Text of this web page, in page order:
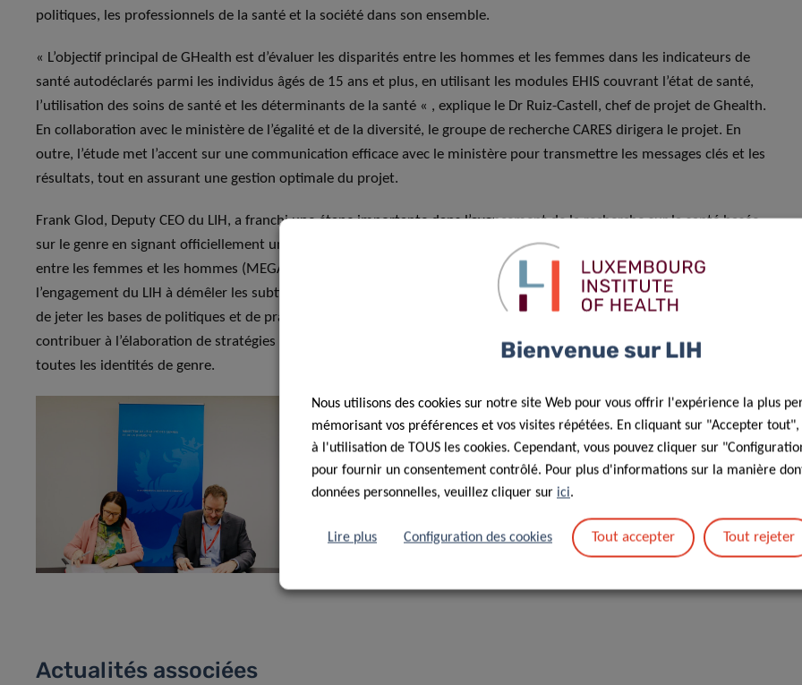
politiques, les professionnels de la santé et la société dans son ensemble.
« L’objectif principal de GHealth est d’évaluer les disparités entre les hommes et les femmes dans les indicateurs de
santé autodéclarés parmi les individus âgés de 15 ans et plus, en utilisant les modules EHIS couvrant l’état de santé,
l’utilisation des soins de santé et les déterminants de la santé « , explique le Dr Ruiz-Castell, chef de projet de Ghealth.
En collaboration avec le ministère de l’égalité et de la diversité, le groupe de recherche CARES dirigera le projet. En
outre, l’étude met l’accent sur une communication efficace avec le ministère pour transmettre les messages clés et les
résultats, tout en assurant une gestion optimale du projet.
Frank Glod, Deputy CEO du LIH, a franchi une étape importante dans l’avancement de la recherche sur la santé basée
sur le genre en signant officiellement un contrat avec la ministre Yuriko Backes, qui représente le ministre de l’Égalité
entre les femmes et les hommes (MEGA), le 23 février 2024. Cette initiative cruciale démontre non seulement
l’engagement du LIH à démêler les subtilités des disparités de santé liées au genre, mais souligne également sa volonté
de jeter les bases de politiques et de pratiques bien informées. En entreprenant cette démarche, le LIH entend
contribuer à l’élaboration de stratégies de soins de santé qui permettent d’améliorer les résultats pour les individus de
toutes les identités de genre.
Actualités associées
Bienvenue sur LIH
Nous utilisons des cookies sur notre site Web pour vous offrir l'expérience la plus
mémorisant vos préférences et vos visites répétées. En cliquant sur "Accepter tout",
à l'utilisation de TOUS les cookies. Cependant, vous pouvez cliquer sur
pour fournir un consentement contrôlé. Pour plus d'informations sur la manière
données personnelles, veuillez cliquer sur ici.
Lire plus Configuration des cookies Tout accepter Tout rejeter